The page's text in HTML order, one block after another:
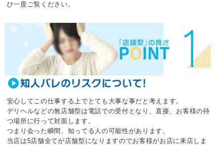
ひ一度ご覧ください。
安心してこの仕事する上でとても大事な事だと考えます。
デリヘルなどの無店舗型は電話での受付となり、直接、お客様の待
つ場所に行って対面します。
つまり会った瞬間、知ってる人の可能性があります。
当店は5店舗全てが店舗型になりますのでお客様がお店に来店しま